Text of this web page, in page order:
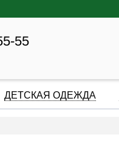
55
ДЕТСКАЯ ОДЕЖДА